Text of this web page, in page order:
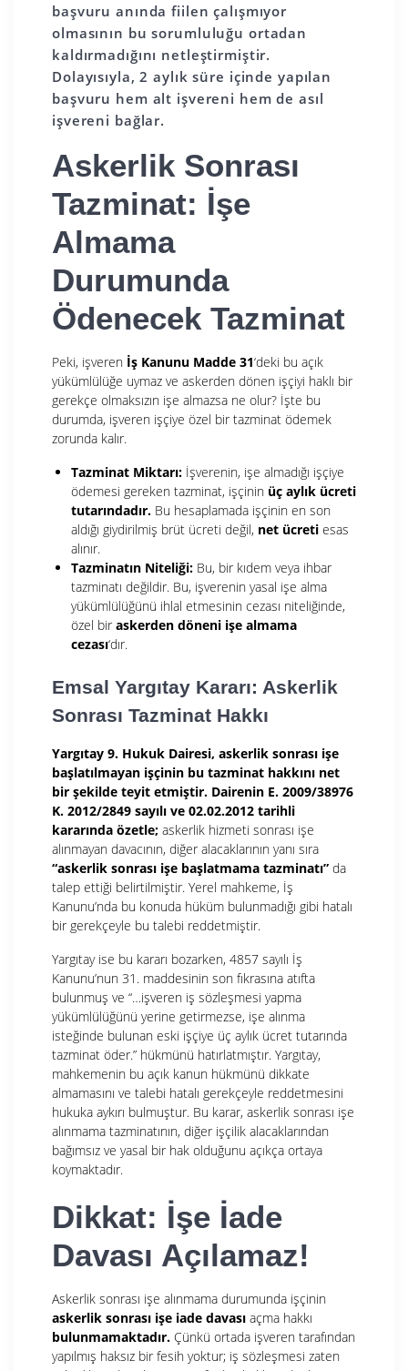
başvuru anında fiilen çalışmıyor
olmasının bu sorumluluğu ortadan
kaldırmadığını netleştirmiştir.
Dolayısıyla, 2 aylık süre içinde yapılan
başvuru hem alt işvereni hem de asıl
işvereni bağlar.
Askerlik Sonrası
Tazminat: İşe
Almama
Durumunda
Ödenecek Tazminat
Peki, işveren İş Kanunu Madde 31‘deki bu açık
yükümlülüğe uymaz ve askerden dönen işçiyi haklı bir
gerekçe olmaksızın işe almazsa ne olur? İşte bu
durumda, işveren işçiye özel bir tazminat ödemek
zorunda kalır.
Tazminat Miktarı: İşverenin, işe almadığı işçiye
ödemesi gereken tazminat, işçinin üç aylık ücreti
tutarındadır. Bu hesaplamada işçinin en son
aldığı giydirilmiş brüt ücreti değil, net ücreti esas
alınır.
Tazminatın Niteliği: Bu, bir kıdem veya ihbar
tazminatı değildir. Bu, işverenin yasal işe alma
yükümlülüğünü ihlal etmesinin cezası niteliğinde,
özel bir askerden döneni işe almama
cezası‘dır.
Emsal Yargıtay Kararı: Askerlik
Sonrası Tazminat Hakkı
Yargıtay 9. Hukuk Dairesi, askerlik sonrası işe
başlatılmayan işçinin bu tazminat hakkını net
bir şekilde teyit etmiştir. Dairenin E. 2009/38976
K. 2012/2849 sayılı ve 02.02.2012 tarihli
kararında özetle; askerlik hizmeti sonrası işe
alınmayan davacının, diğer alacaklarının yanı sıra
“askerlik sonrası işe başlatmama tazminatı” da
talep ettiği belirtilmiştir. Yerel mahkeme, İş
Kanunu’nda bu konuda hüküm bulunmadığı gibi hatalı
bir gerekçeyle bu talebi reddetmiştir.
Yargıtay ise bu kararı bozarken, 4857 sayılı İş
Kanunu’nun 31. maddesinin son fıkrasına atıfta
bulunmuş ve “…işveren iş sözleşmesi yapma
yükümlülüğünü yerine getirmezse, işe alınma
isteğinde bulunan eski işçiye üç aylık ücret tutarında
tazminat öder.” hükmünü hatırlatmıştır. Yargıtay,
mahkemenin bu açık kanun hükmünü dikkate
almamasını ve talebi hatalı gerekçeyle reddetmesini
hukuka aykırı bulmuştur. Bu karar, askerlik sonrası işe
alınmama tazminatının, diğer işçilik alacaklarından
bağımsız ve yasal bir hak olduğunu açıkça ortaya
koymaktadır.
Dikkat: İşe İade
Davası Açılamaz!
Askerlik sonrası işe alınmama durumunda işçinin
askerlik sonrası işe iade davası açma hakkı
bulunmamaktadır. Çünkü ortada işveren tarafından
yapılmış haksız bir fesih yoktur; iş sözleşmesi zaten